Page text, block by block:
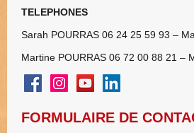
TELEPHONES
Sarah POURRAS 06 24 25 59 93 –
Martine POURRAS 06 72 00 88 21 –
FORMULAIRE DE